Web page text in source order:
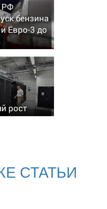
РФ
бензина
Евро-3 до
рост
СТАТЬИ